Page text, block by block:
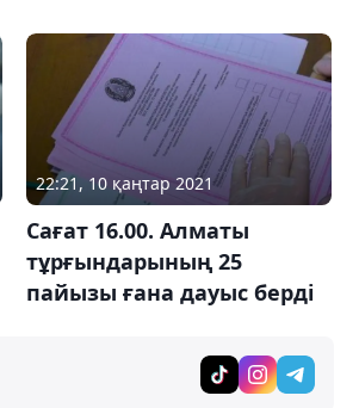
22:21, 10 қаңтар 2021
Сағат 16.00. Алматы
тұрғындарының 25
пайызы ғана дауыс берді